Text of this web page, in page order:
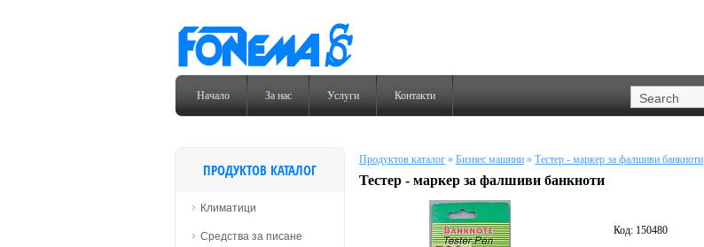
Начало За нас Услуги Контакти
ПРОДУКТОВ КАТАЛОГ
Климатици
Средства за писане
Продуктов каталог » Бизнес машини » Тестер - маркер за фалшиви банкноти
Тестер - маркер за фалшиви банкноти
Код: 150480